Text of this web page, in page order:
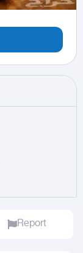
Report